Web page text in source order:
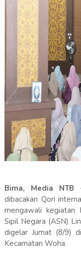
Bima, Media NTB
dibacakan Qori
mengawali kegiatan
Sipil Negara (ASN)
digelar Jumat (8/9)
Kecamatan Woha.